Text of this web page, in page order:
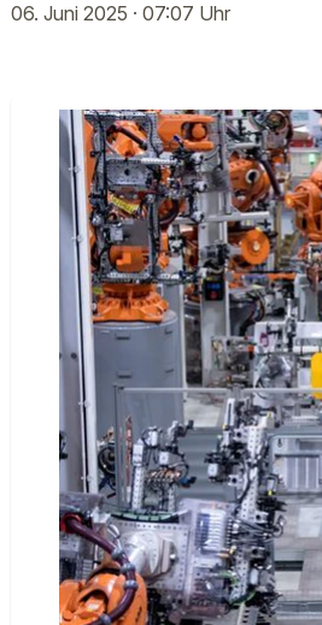
06. Juni 2025 · 07:07 Uhr